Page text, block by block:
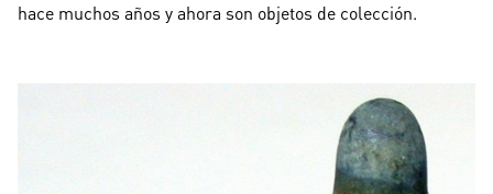
hace muchos años y ahora son objetos de colección.